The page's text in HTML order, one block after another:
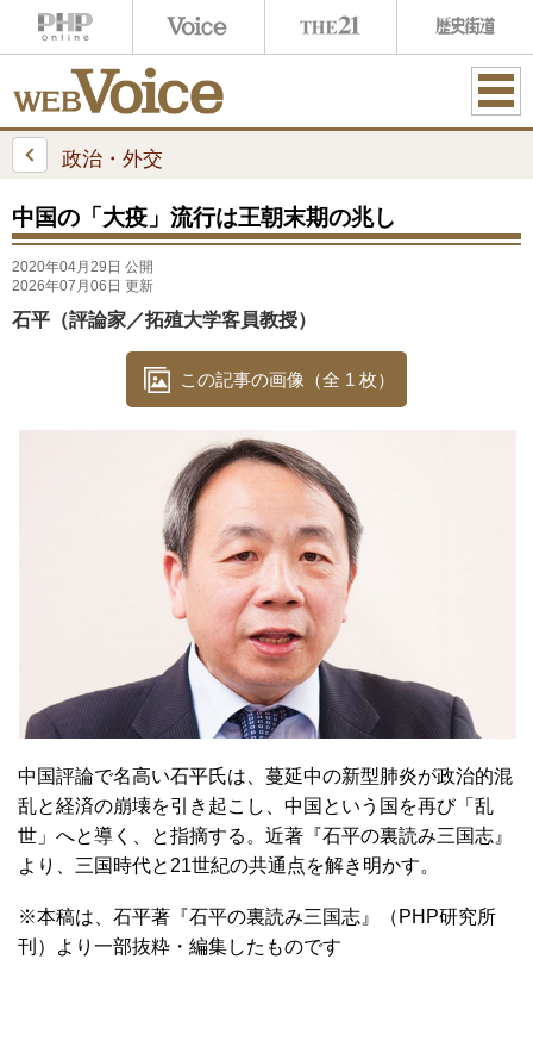
ME
政治・外交
中国の「大疫」流行は王朝末期の兆し
2020年04月29日 公開
2026年07月06日 更新
石平（評論家／拓殖大学客員教授）
この記事の画像（全 1 枚）
中国評論で名高い石平氏は、蔓延中の新型肺炎が政治的混
乱と経済の崩壊を引き起こし、中国という国を再び「乱
世」へと導く、と指摘する。近著『石平の裏読み三国志』
より、三国時代と21世紀の共通点を解き明かす。
※本稿は、石平著『石平の裏読み三国志』（PHP研究所
刊）より一部抜粋・編集したものです